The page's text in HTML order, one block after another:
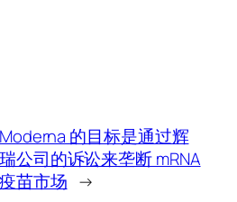
Moderna 的目标是通过辉
瑞公司的诉讼来垄断 mRNA
疫苗市场 →